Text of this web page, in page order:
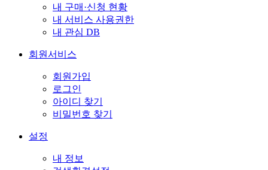
내 구매·신청 현황
내 서비스 사용권한
내 관심 DB
회원서비스
회원가입
로그인
아이디 찾기
비밀번호 찾기
설정
내 정보